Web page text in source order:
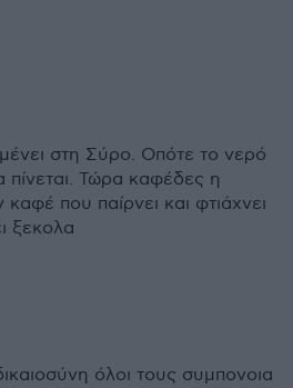
στη Σύρο. Οπότε το νερό
Τώρα καφέδες η
που παίρνει και φτιάχνει
ξεκολα
όλοι τους συμπονοια